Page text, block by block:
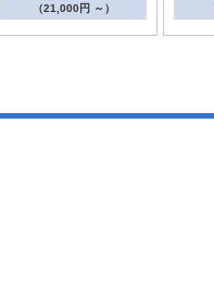
（21,000円 ～）